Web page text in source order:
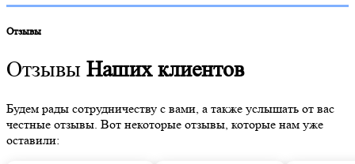
Отзывы
Отзывы Наших клиентов
Будем рады сотрудничеству с вами, а также услышать от вас
честные отзывы. Вот некоторые отзывы, которые нам уже
оставили: